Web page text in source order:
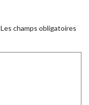
Les champs obligatoires